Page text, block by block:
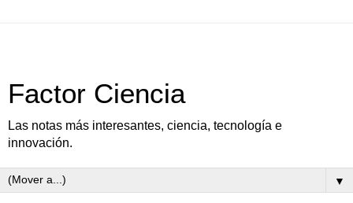
Factor Ciencia
Las notas más interesantes, ciencia, tecnología e
innovación.
▼